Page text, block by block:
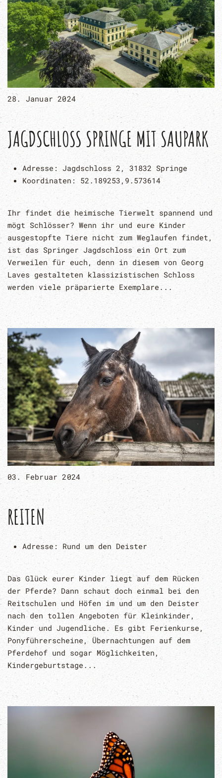
28. Januar 2024
JAGDSCHLOSS SPRINGE MIT SAUPARK
Adresse: Jagdschloss 2, 31832 Springe
Koordinaten: 52.189253,9.573614
Ihr findet die heimische Tierwelt spannend und
mögt Schlösser? Wenn ihr und eure Kinder
ausgestopfte Tiere nicht zum Weglaufen findet,
ist das Springer Jagdschloss ein Ort zum
Verweilen für euch, denn in diesem von Georg
Laves gestalteten klassizistischen Schloss
werden viele präparierte Exemplare...
03. Februar 2024
REITEN
Adresse: Rund um den Deister
Das Glück eurer Kinder liegt auf dem Rücken
der Pferde? Dann schaut doch einmal bei den
Reitschulen und Höfen im und um den Deister
nach den tollen Angeboten für Kleinkinder,
Kinder und Jugendliche. Es gibt Ferienkurse,
Ponyführerscheine, Übernachtungen auf dem
Pferdehof und sogar Möglichkeiten,
Kindergeburtstage...